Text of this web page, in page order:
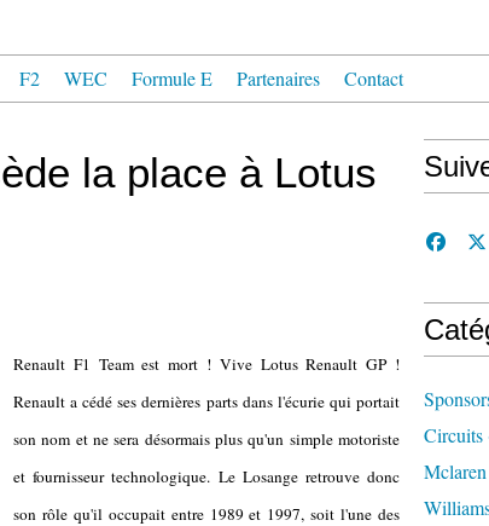
F2 WEC Formule E Partenaires Contact
la place à Lotus
Renault F1 Team est mort ! Vive Lotus Renault GP !
Renault a cédé ses dernières parts dans l'écurie qui portait
son nom et ne sera désormais plus qu'un simple motoriste
et fournisseur technologique. Le Losange retrouve donc
son rôle qu'il occupait entre 1989 et 1997, soit l'une des
Circuits
Mclaren